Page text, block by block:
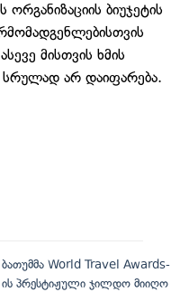
ბიუჯეტის
მისთვის ხმის
სრულად არ დაიფარება.
ბათუმმა World Travel Awards-
ის პრესტიჟული ჯილდო მიიღო